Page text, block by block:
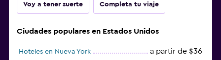
Voy a tener suerte Completa tu viaje
Ciudades populares en Estados Unidos
Hoteles en Nueva York a partir de $36